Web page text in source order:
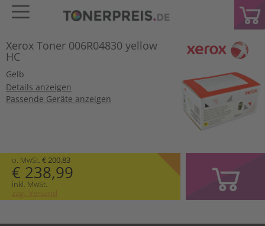
Xerox Toner 006R04830 yellow
HC
Gelb
Details anzeigen
Passende Geräte anzeigen
o. MwSt. € 200,83
€ 238,99
inkl. MwSt.
zzgl. Versand